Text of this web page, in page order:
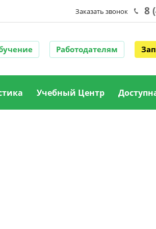
Заказать звонок 8
Работодателям
Учебный Центр